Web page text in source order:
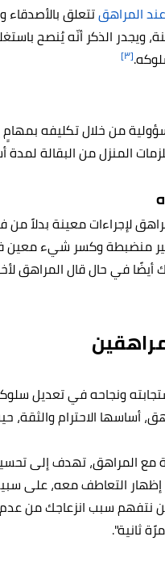
المراهقتتعلق بالأصدقاء
ويجدر الذكر أنّه يُنصح
[٣]
من خلال تكليفه بمهامٍ
المنزل من البقالة
لإجراءات معينة بدلاً من
وكسر شيء معين في
أيضًا في حال قال المراهق
ونجاحه في تعديل
أساسها الاحترام
مع المراهق، تهدف إلى
إظهار التعاطف معه، على
نتفهم سبب انزعاجك من
ثانية".